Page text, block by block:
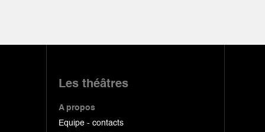
Les théâtres
A propos
Equipe - contacts